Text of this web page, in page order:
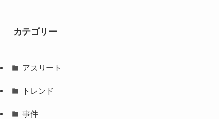
カテゴリー
アスリート
トレンド
事件